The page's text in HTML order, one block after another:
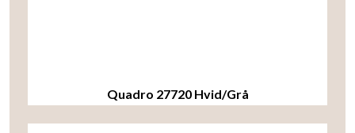
Quadro 27720 Hvid/Grå